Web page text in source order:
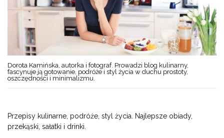
Dorota Kamińska, autorka i fotograf. Prowadzi blog kulinarny,
fascynuje ją gotowanie, podróże i styl życia w duchu prostoty,
oszczędności i minimalizmu.
Przepisy kulinarne, podróże, styl życia. Najlepsze obiady,
przekąski, sałatki i drinki.